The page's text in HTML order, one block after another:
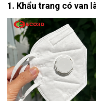
1. Khẩu trang có van